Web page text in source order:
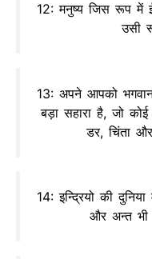
12: मनुष्य जिस रूप में
उसी
13: अपने आपको
बड़ा सहारा है, जो
डर, चिंता
14: इन्द्रियो की
और अन्त भी